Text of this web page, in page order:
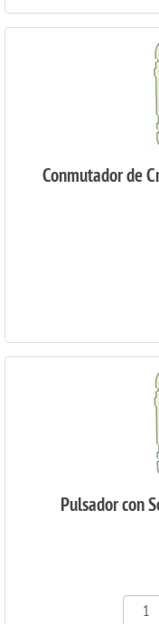
Conmutador de
Pulsador con